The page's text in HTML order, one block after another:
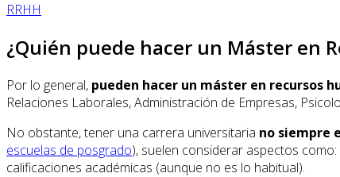
RRHH
¿Quién puede hacer un Máster en
Por lo general, pueden hacer un máster en recursos
Relaciones Laborales, Administración de Empresas,
No obstante, tener una carrera universitaria no siempre
escuelas de posgrado), suelen considerar aspectos
calificaciones académicas (aunque no es lo habitual).